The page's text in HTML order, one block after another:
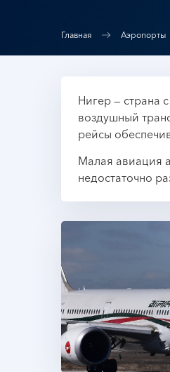
Главная Аэропорты
Нигер — страна
воздушный
рейсы
Малая авиация
недостаточно